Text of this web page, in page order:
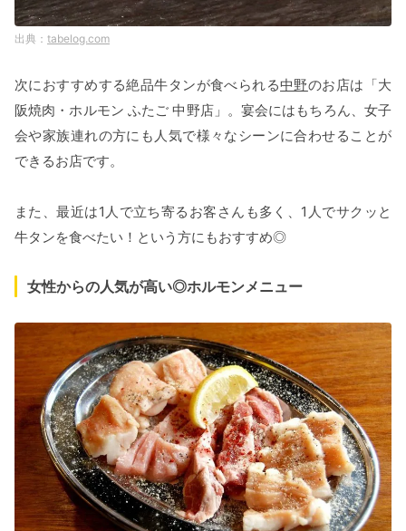
tabelog.com
次におすすめする絶品牛タンが食べられる中野のお店は「大
阪焼肉・ホルモン ふたご 中野店」。宴会にはもちろん、女子
会や家族連れの方にも人気で様々なシーンに合わせることが
できるお店です。
また、最近は1人で立ち寄るお客さんも多く、1人でサクッと
牛タンを食べたい！という方にもおすすめ◎
女性からの人気が高い◎ホルモンメニュー